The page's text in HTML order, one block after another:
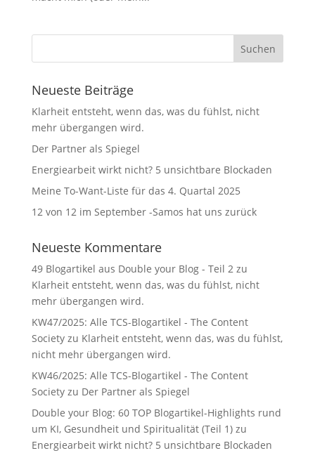
Neueste Beiträge
Klarheit entsteht, wenn das, was du fühlst, nicht
mehr übergangen wird.
Der Partner als Spiegel
Energiearbeit wirkt nicht? 5 unsichtbare Blockaden
Meine To-Want-Liste für das 4. Quartal 2025
12 von 12 im September -Samos hat uns zurück
Neueste Kommentare
49 Blogartikel aus Double your Blog - Teil 2zu
Klarheit entsteht, wenn das, was du fühlst, nicht
mehr übergangen wird.
KW47/2025: Alle TCS-Blogartikel - The Content
Societyzu Klarheit entsteht, wenn das, was du fühlst,
nicht mehr übergangen wird.
KW46/2025: Alle TCS-Blogartikel - The Content
Societyzu Der Partner als Spiegel
Double your Blog: 60 TOP Blogartikel-Highlights rund
um KI, Gesundheit und Spiritualität (Teil 1)zu
Energiearbeit wirkt nicht? 5 unsichtbare Blockaden